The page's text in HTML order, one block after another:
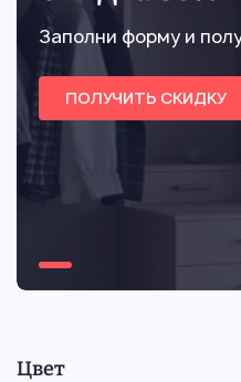
Заполни форму и
ПОЛУЧИТЬ СКИДКУ
Цвет